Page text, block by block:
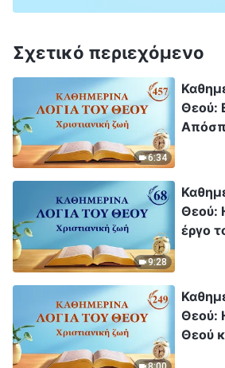
Σχετικό περιεχόμενο
6:34
Θεού:
9:28
Θεού:
έργο
Θεού:
Θεού